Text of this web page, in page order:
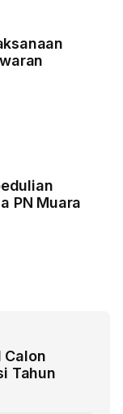
PN Muara
Calon
Tahun